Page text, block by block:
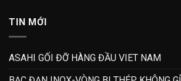
TIN MỚI
ASAHI GỐI ĐỠ HÀNG ĐẦU VIET NAM